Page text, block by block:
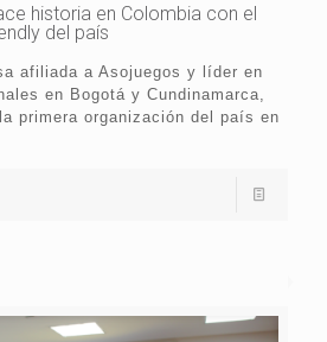
historia en Colombia con el
del país
afiliada a Asojuegos y líder en
en Bogotá y Cundinamarca,
primera organización del país en